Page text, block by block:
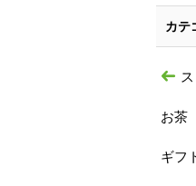
カテ
お茶
ギフ